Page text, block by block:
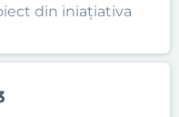
din iniațiativa